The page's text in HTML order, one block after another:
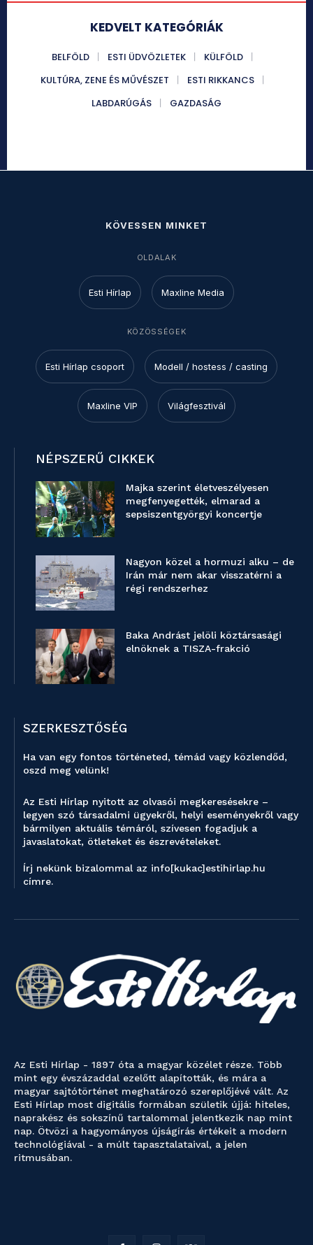
KEDVELT KATEGÓRIÁK
BELFÖLD ESTI ÜDVÖZLETEK
KÜLFÖLD
KULTÚRA, ZENE ÉS MŰVÉSZET
ESTI RIKKANCS
LABDARÚGÁS
GAZDASÁG
KÖVESSEN MINKET
OLDALAK
Esti Hírlap Maxline Media
KÖZÖSSÉGEK
Esti Hírlap csoport Modell / hostess / casting
Maxline VIP Világfesztivál
NÉPSZERŰ CIKKEK
Majka szerint életveszélyesen
megfenyegették, elmarad a
sepsiszentgyörgyi koncertje
Nagyon közel a hormuzi alku – de
Irán már nem akar visszatérni a
régi rendszerhez
Baka Andrást jelöli köztársasági
elnöknek a TISZA-frakció
SZERKESZTŐSÉG
Ha van egy fontos történeted, témád vagy közlendőd,
oszd meg velünk!
Az Esti Hírlap nyitott az olvasói megkeresésekre –
legyen szó társadalmi ügyekről, helyi eseményekről vagy
bármilyen aktuális témáról, szívesen fogadjuk a
javaslatokat, ötleteket és észrevételeket.
Írj nekünk bizalommal az info[kukac]estihirlap.hu
címre.
Az Esti Hírlap - 1897 óta a magyar közélet része. Több
mint egy évszázaddal ezelőtt alapították, és mára a
magyar sajtótörténet meghatározó szereplőjévé vált. Az
Esti Hírlap most digitális formában születik újjá: hiteles,
naprakész és sokszínű tartalommal jelentkezik nap mint
nap. Ötvözi a hagyományos újságírás értékeit a modern
technológiával - a múlt tapasztalataival, a jelen
ritmusában.